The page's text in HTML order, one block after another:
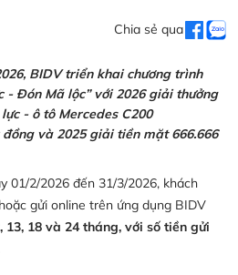
Chia sẻ qua
BIDV triển khai chương trình
- Đón Mã lộc” với 2026 giải thưởng
- ô tô Mercedes C200
và 2025 giải tiền mặt 666.666
01/2/2026 đến 31/3/2026, khách
gửi online trên ứng dụng BIDV
13, 18 và 24 tháng, với số tiền gửi